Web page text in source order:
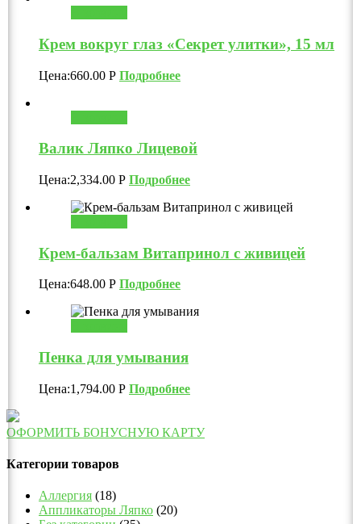
Крем вокруг глаз «Секрет улитки», 15 мл
Цена:660.00 Р Подробнее
Валик Ляпко Лицевой
Цена:2,334.00 Р Подробнее
Крем-бальзам Витапринол с живицей
Цена:648.00 Р Подробнее
Пенка для умывания
Цена:1,794.00 Р Подробнее
ОФОРМИТЬ БОНУСНУЮ КАРТУ
Категории товаров
Аллергия (18)
Аппликаторы Ляпко (20)